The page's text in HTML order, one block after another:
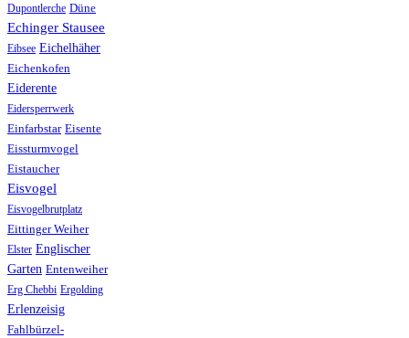
Dupontlerche Düne
Echinger Stausee
Eibsee Eichelhäher
Eichenkofen
Eiderente
Eidersperrwerk
Einfarbstar Eisente
Eissturmvogel
Eistaucher
Eisvogel
Eisvogelbrutplatz
Eittinger Weiher
Elster Englischer
Garten Entenweiher
Erg Chebbi Ergolding
Erlenzeisig
Fahlbürzel-